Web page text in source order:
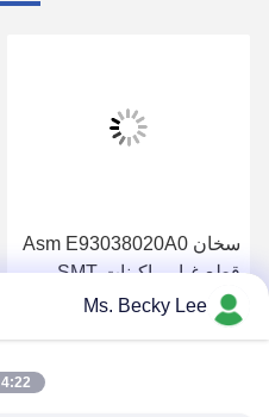
سخان Asm E93038020A0
قطع غيار ماكينات SMT
سنة
Ms. Becky Lee
4:22 AM